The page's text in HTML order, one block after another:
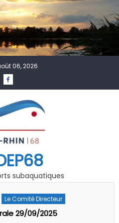
06, 2026
subaquatiques
Affiches
Évènement
Photo Vidéo